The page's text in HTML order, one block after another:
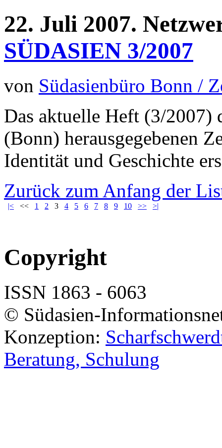
22. Juli 2007.
SÜDASIEN 3/2007
von Südasienbüro Bonn /
Das aktuelle Heft (3/2007)
(Bonn) herausgegebenen
Identität und Geschichte
Zurück zum Anfang der
|< << 1 2 3 4 5 6 7 8 9 10 >> >|
Copyright
ISSN 1863 - 6063
© Südasien-
Konzeption:
Beratung, Schulung